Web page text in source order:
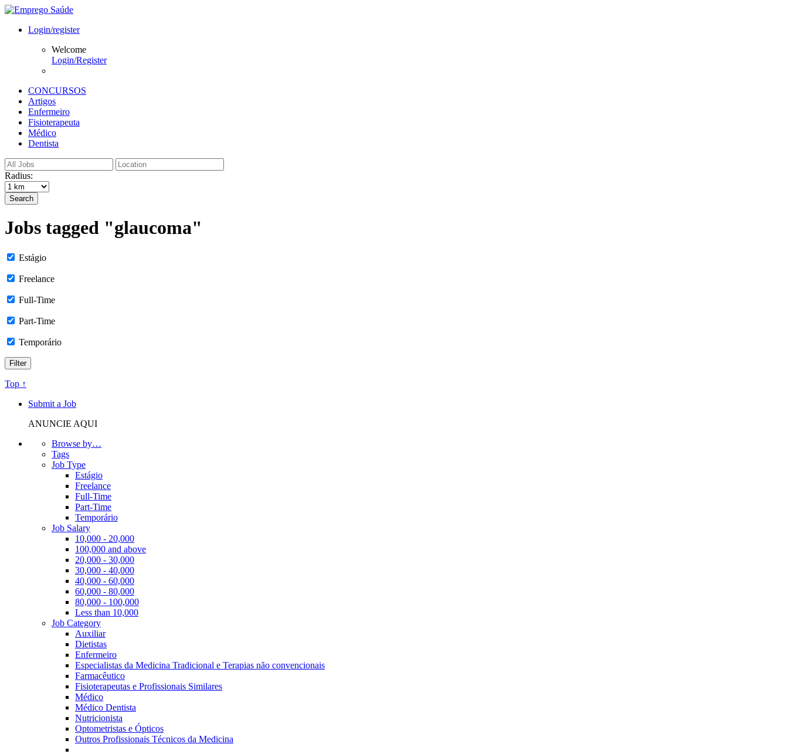
Login/register
Welcome
Login/Register
CONCURSOS
Artigos
Enfermeiro
Fisioterapeuta
Médico
Dentista
Radius:
Search
Jobs tagged "glaucoma"
Estágio
Freelance
Full-Time
Part-Time
Temporário
Top ↑
Submit a Job
ANUNCIE AQUI
Browse by…
Tags
Job Type
Estágio
Freelance
Full-Time
Part-Time
Temporário
Job Salary
10,000 - 20,000
100,000 and above
20,000 - 30,000
30,000 - 40,000
40,000 - 60,000
60,000 - 80,000
80,000 - 100,000
Less than 10,000
Job Category
Auxiliar
Dietistas
Enfermeiro
Especialistas da Medicina Tradicional e Terapias não convencionais
Farmacêutico
Fisioterapeutas e Profissionais Similares
Médico
Médico Dentista
Nutricionista
Optometristas e Ópticos
Outros Profissionais Técnicos da Medicina